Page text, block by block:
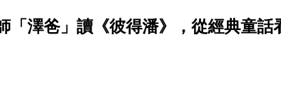
「澤爸」讀《彼得潘》，從經典童話